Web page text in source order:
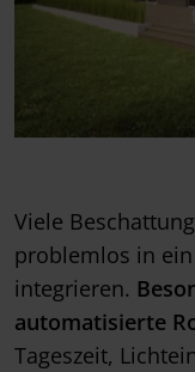
Viele
problemlos in
integrieren.
automatisierte
Tageszeit,